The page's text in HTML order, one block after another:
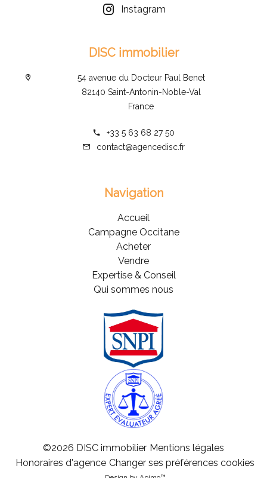
Instagram
DISC immobilier
54 avenue du Docteur Paul Benet
82140 Saint-Antonin-Noble-Val
France
+33 5 63 68 27 50
contact@agencedisc.fr
Navigation
Accueil
Campagne Occitane
Acheter
Vendre
Expertise & Conseil
Qui sommes nous
©2026 DISC immobilier Mentions légales
Honoraires d'agence Changer ses préférences cookies